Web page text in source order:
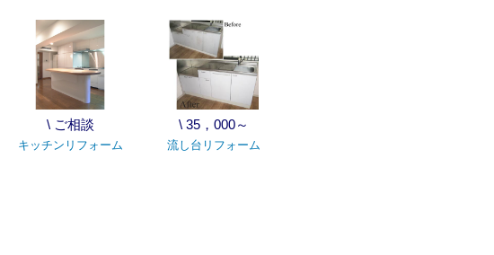
\ ご相談
キッチンリフォーム
\ 35，000～
流し台リフォーム